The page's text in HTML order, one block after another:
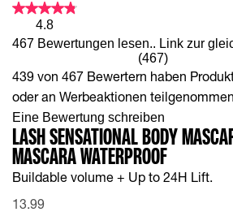
4.8
467 Bewertungen lesen.. Link zur
(467)
439 von 467 Bewertern haben
oder an Werbeaktionen teilgenommen
Eine Bewertung schreiben
LASH SENSATIONAL BODY
MASCARA WATERPROOF
Buildable volume + Up to 24H Lift.
13.99